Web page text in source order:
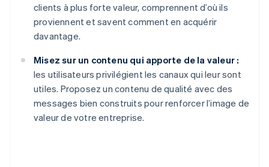
clients à plus forte valeur, comprennent d’où ils
proviennent et savent comment en acquérir
davantage.
Misez sur un contenu qui apporte de la valeur :
les utilisateurs privilégient les canaux qui leur sont
utiles. Proposez un contenu de qualité avec des
messages bien construits pour renforcer l’image de
valeur de votre entreprise.